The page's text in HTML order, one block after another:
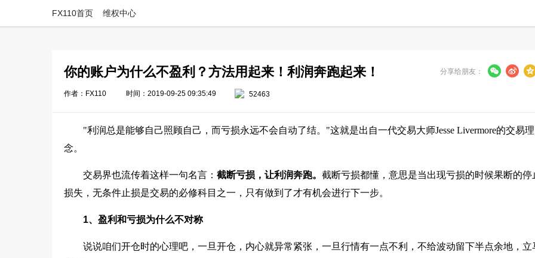
FX110首页 维权中心
你的账户为什么不盈利？方法用起来！利润奔跑起来！ 分享给朋友：
作者：FX110 时间：2019-09-25 09:35:49 52463
"利润总是能够自己照顾自己，而亏损永远不会自动了结。"这就是出自一代交易大师Jesse Livermore的交易理
念。
交易界也流传着这样一句名言： 截断亏损，让利润奔跑。 截断亏损都懂，意思是当出现亏损的时候果断的停
损失，无条件止损是交易的必修科目之一，只有做到了才有机会进行下一步。
1、盈利和亏损为什么不对称
说说咱们开仓时的心理吧，一旦开仓，内心就异常紧张，一旦行情有一点不利，不给波动留下半点余地，立